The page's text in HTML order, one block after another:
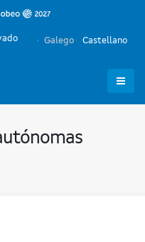
Galego Castellano